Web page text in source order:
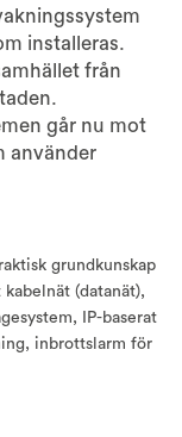
installeras.
från
går nu mot
använder
grundkunskap
(datanät),
IP-baserat
inbrottslarm för